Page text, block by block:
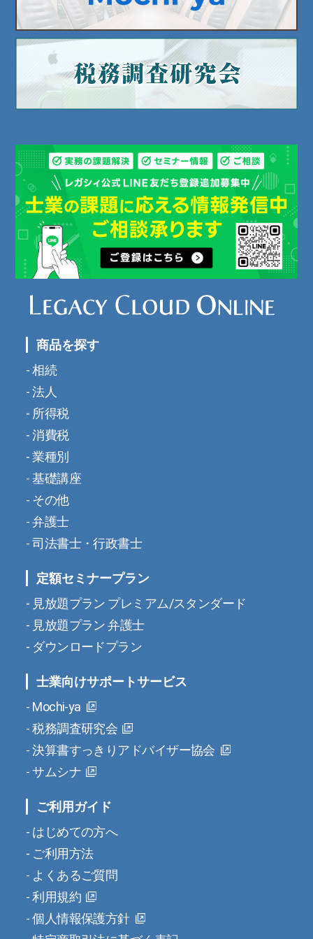
商品を探す
相続
法人
所得税
消費税
業種別
基礎講座
その他
弁護士
司法書士・行政書士
定額セミナープラン
見放題プラン プレミアム/スタンダード
見放題プラン 弁護士
ダウンロードプラン
士業向けサポートサービス
Mochi-ya
税務調査研究会
決算書すっきりアドバイザー協会
サムシナ
ご利用ガイド
はじめての方へ
ご利用方法
よくあるご質問
利用規約
個人情報保護方針